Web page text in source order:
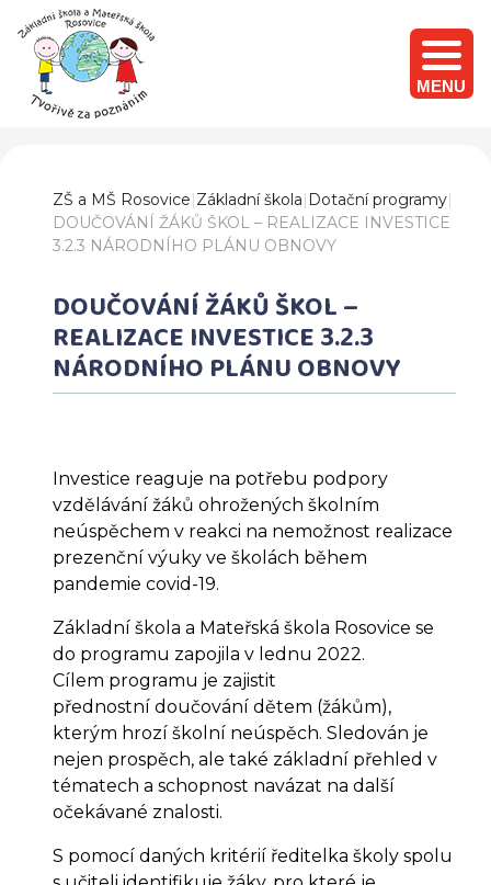
MENU
ZŠ a MŠ Rosovice|Základní škola| Dotační programy|
DOUČOVÁNÍ ŽÁKŮ ŠKOL – REALIZACE INVESTICE
3.2.3 NÁRODNÍHO PLÁNU OBNOVY
DOUČOVÁNÍ ŽÁKŮ ŠKOL –
REALIZACE INVESTICE 3.2.3
NÁRODNÍHO PLÁNU OBNOVY
Investice reaguje na potřebu podpory
vzdělávání žáků ohrožených školním
neúspěchem v reakci na nemožnost realizace
prezenční výuky ve školách během
pandemie covid-19.
Základní škola a Mateřská škola Rosovice se
do programu zapojila v lednu 2022.
Cílem programu je zajistit
přednostní doučování dětem (žákům),
kterým hrozí školní neúspěch. Sledován je
nejen prospěch, ale také základní přehled v
tématech a schopnost navázat na další
očekávané znalosti.
S pomocí daných kritérií ředitelka školy spolu